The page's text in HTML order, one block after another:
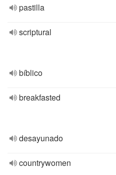
pastilla
scriptural
bíblico
breakfasted
desayunado
countrywomen